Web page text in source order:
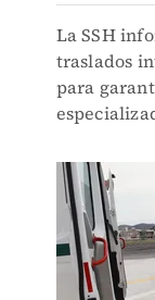
La SSH
traslados
para